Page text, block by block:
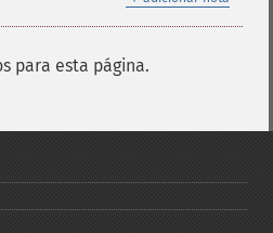
para esta página.